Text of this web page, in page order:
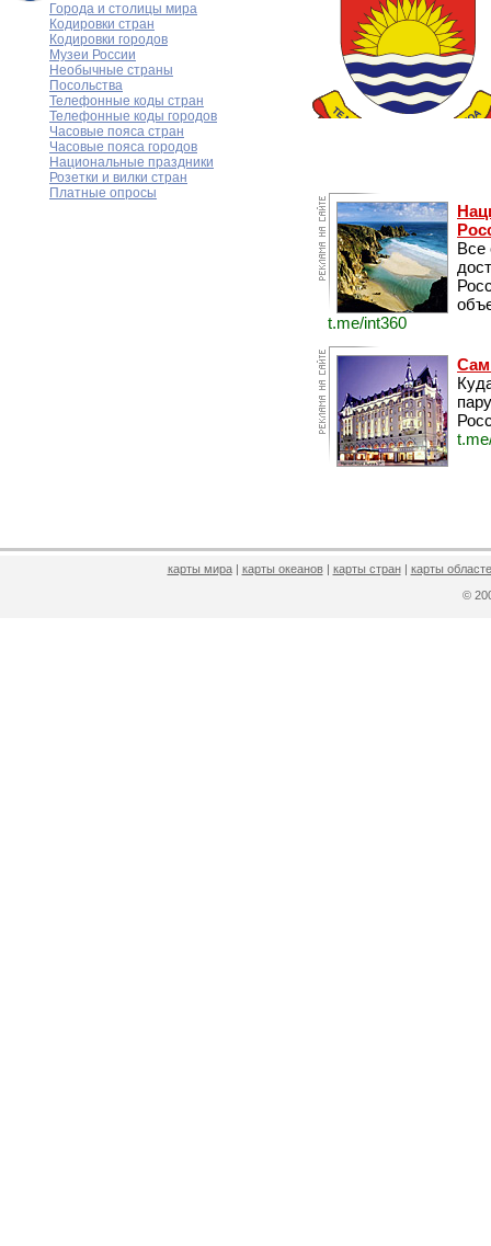
Города и столицы мира
Кодировки стран
Кодировки городов
Музеи России
Необычные страны
Посольства
Телефонные коды стран
Телефонные коды городов
Часовые пояса стран
Часовые пояса городов
Национальные праздники
Розетки и вилки стран
Платные опросы
Все
t.me/int360
карты мира| карты океанов| карты стран| карты
©